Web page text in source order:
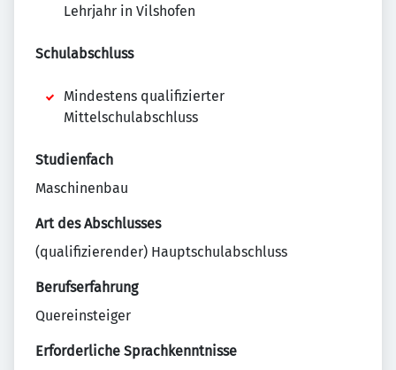
Lehrjahr in Vilshofen
Schulabschluss
Mindestens qualifizierter
Mittelschulabschluss
Studienfach
Maschinenbau
Art des Abschlusses
(qualifizierender) Hauptschulabschluss
Berufserfahrung
Quereinsteiger
Erforderliche Sprachkenntnisse